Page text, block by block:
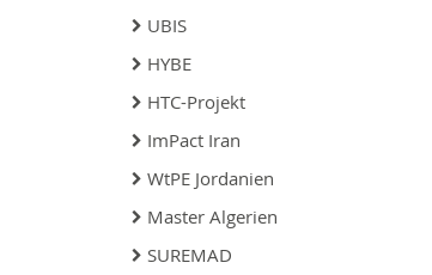
UBIS
HYBE
HTC-Projekt
ImPact Iran
WtPE Jordanien
Master Algerien
SUREMAD